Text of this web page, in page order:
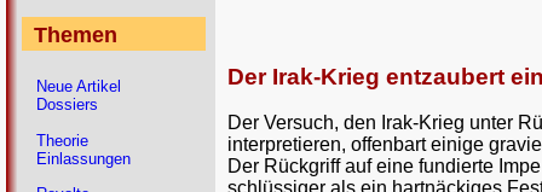
Der Irak-Krieg entzaubert
Der Versuch, den Irak-Krieg unter
interpretieren, offenbart einige
Der Rückgriff auf eine fundierte
Themen
Neue Artikel
Dossiers
Theorie
Einlassungen